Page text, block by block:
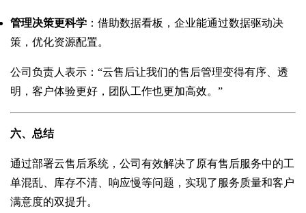
管理决策更科学 ：借助数据看板，企业能通过数据驱动决
策，优化资源配置。
公司负责人表示：“云售后让我们的售后管理变得有序、透
明，客户体验更好，团队工作也更加高效。”
六、总结
通过部署云售后系统，公司有效解决了原有售后服务中的工
单混乱、库存不清、响应慢等问题，实现了服务质量和客户
满意度的双提升。